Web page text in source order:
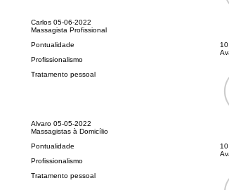
Carlos 05-06-2022
Massagista Profissional
Pontualidade
Profissionalismo
Tratamento pessoal
10
Alvaro 05-05-2022
Massagistas à Domicílio
Pontualidade
Profissionalismo
Tratamento pessoal
10